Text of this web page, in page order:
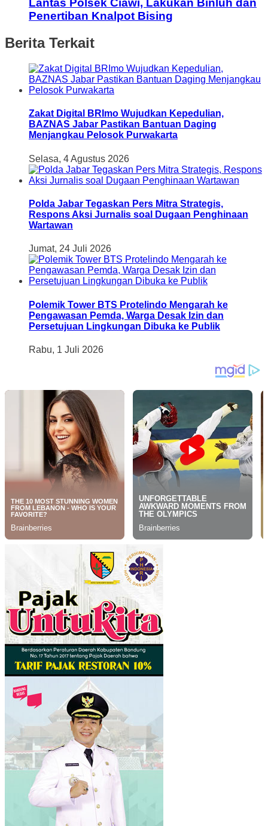
Lantas Polsek Ciawi, Lakukan Binluh dan
Penertiban Knalpot Bising
Berita Terkait
Zakat Digital BRImo Wujudkan Kepedulian,
BAZNAS Jabar Pastikan Bantuan Daging
Menjangkau Pelosok Purwakarta
Selasa, 4 Agustus 2026
Polda Jabar Tegaskan Pers Mitra Strategis,
Respons Aksi Jurnalis soal Dugaan Penghinaan
Wartawan
Jumat, 24 Juli 2026
Polemik Tower BTS Protelindo Mengarah ke
Pengawasan Pemda, Warga Desak Izin dan
Persetujuan Lingkungan Dibuka ke Publik
Rabu, 1 Juli 2026